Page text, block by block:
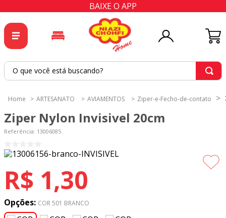
BAIXE O APP
O que você está buscando?
ARTESANATO AVIAMENTOS Ziper-e-Fecho-de-contato
Ziper Nylon Invisivel 20cm
Referência: 13006085
R$ 1,30
Opções: COR 501 BRANCO
2º
tapete
4º
tapetes
5º
tecido percal
tecido tricoline
7º
percal